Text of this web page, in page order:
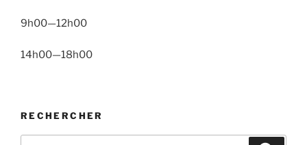
9h00—12h00
14h00—18h00
RECHERCHER